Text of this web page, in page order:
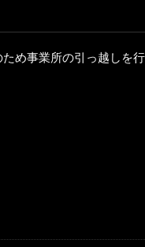
め事業所の引っ越しを